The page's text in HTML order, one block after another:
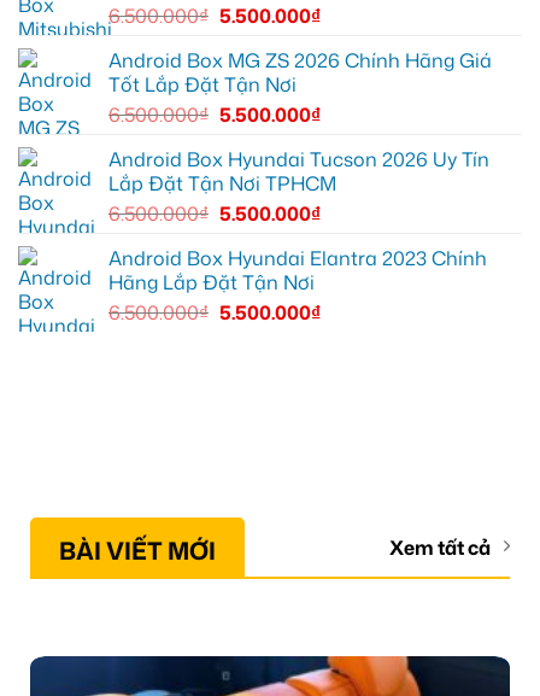
xem
YouTube
dẫn
đường
6.500.000₫ 5.500.000₫
Android Box MG ZS 2026 Chính Hãng Giá
Tốt Lắp Đặt Tận Nơi
6.500.000₫ 5.500.000₫
Android Box Hyundai Tucson 2026 Uy Tín
Lắp Đặt Tận Nơi TPHCM
6.500.000₫ 5.500.000₫
Android Box Hyundai Elantra 2023 Chính
Hãng Lắp Đặt Tận Nơi
6.500.000₫ 5.500.000₫
BÀI VIẾT MỚI Xem tất cả